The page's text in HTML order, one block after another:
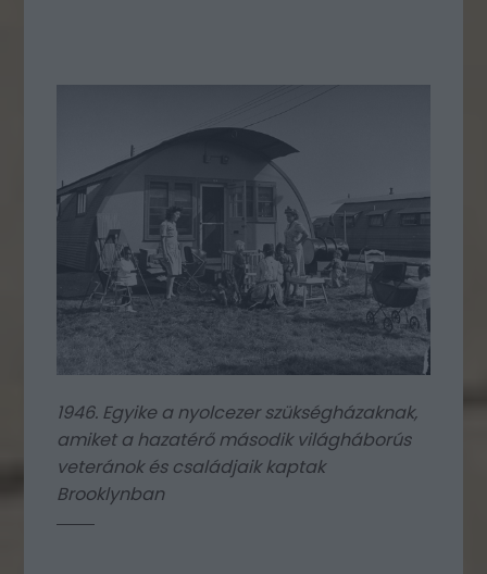
1946. Egyike a nyolcezer szükségházaknak,
amiket a hazatérő második világháborús
veteránok és családjaik kaptak
Brooklynban